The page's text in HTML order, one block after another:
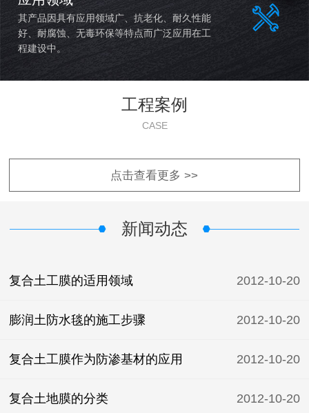
其产品因具有应用领域广、抗老化、耐久性能
好、耐腐蚀、无毒环保等特点而广泛应用在工
程建设中。
工程案例
CASE
点击查看更多 >>
新闻动态
复合土工膜的适用领域 2012-10-20
膨润土防水毯的施工步骤 2012-10-20
复合土工膜作为防渗基材的应用 2012-10-20
复合土地膜的分类 2012-10-20